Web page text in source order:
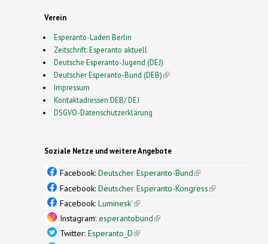
Verein
Esperanto-Laden Berlin
Zeitschrift: Esperanto aktuell
Deutsche Esperanto-Jugend (DEJ)
Deutscher Esperanto-Bund (DEB)(link is external)
Impressum
Kontaktadressen DEB/ DEJ
DSGVO-Datenschutzerklärung
Soziale Netze und weitere Angebote
Facebook: Deutscher Esperanto-Bund(link is
external)
Facebook: Deutscher Esperanto-Kongress(link is
Facebook: Luminesk'(link is external)
Instagram: esperantobund(link is external)
Twitter: Esperanto_D(link is external)